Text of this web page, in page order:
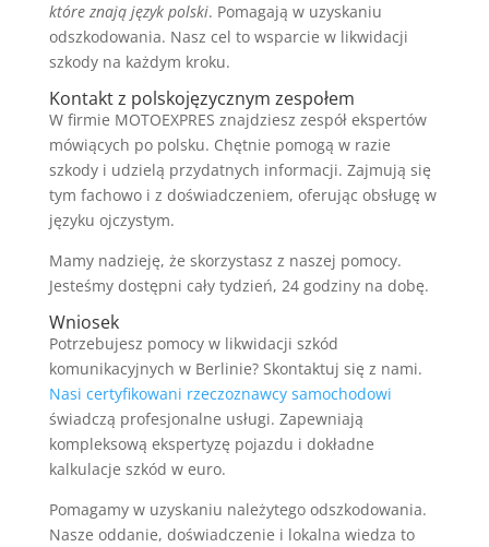
które znają język polski. Pomagają w uzyskaniu
odszkodowania. Nasz cel to wsparcie w likwidacji
szkody na każdym kroku.
Kontakt z polskojęzycznym zespołem
W firmie MOTOEXPRES znajdziesz zespół ekspertów
mówiących po polsku. Chętnie pomogą w razie
szkody i udzielą przydatnych informacji. Zajmują się
tym fachowo i z doświadczeniem, oferując obsługę w
języku ojczystym.
Mamy nadzieję, że skorzystasz z naszej pomocy.
Jesteśmy dostępni cały tydzień, 24 godziny na dobę.
Wniosek
Potrzebujesz pomocy w likwidacji szkód
komunikacyjnych w Berlinie? Skontaktuj się z nami.
Nasi certyfikowani rzeczoznawcy samochodowi
świadczą profesjonalne usługi. Zapewniają
kompleksową ekspertyzę pojazdu i dokładne
kalkulacje szkód w euro.
Pomagamy w uzyskaniu należytego odszkodowania.
Nasze oddanie, doświadczenie i lokalna wiedza to